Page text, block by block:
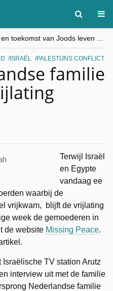
“Besnijdenisdebat toont hoe moeilijk seculiere Westen minderheden begrijpt”, Jinnih Beels (Vooruit)
CITYTRIP | ROEMENIË – Boekarest: de verrassing van Oost-Europa
goKosher lanceert nieuwe website en samenwerking met Mishpacha voor kosher travel en simchas wereldwijd
ISRAËL PALESTIJNS CONFLICT
familie
Terwijl Israël
en Egypte
vandaag ee
waarbij de
vrijkwam, blijft de vrijlating
week de gemoederen in
de website Missing Peace.
TV station Arutz
interview uit met de familie
Nederlandse familie